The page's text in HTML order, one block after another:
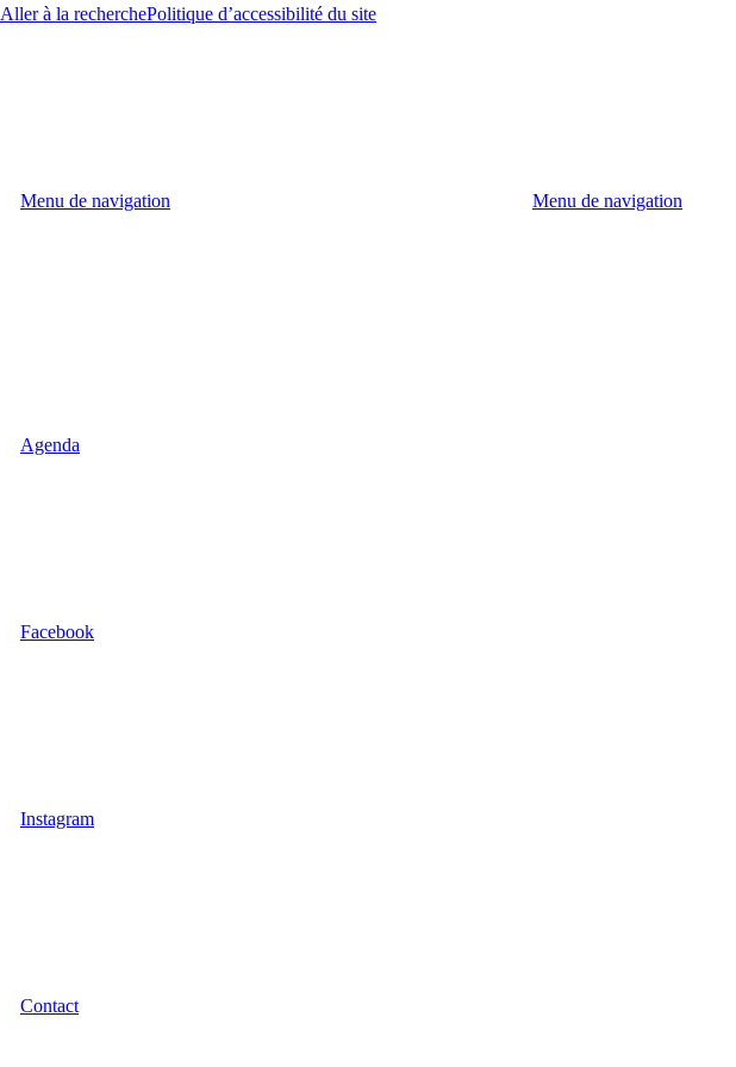
Aller à la recherchePolitique d’accessibilité du site
Menu de navigation
Menu de navigation
Agenda
Facebook
Instagram
Contact